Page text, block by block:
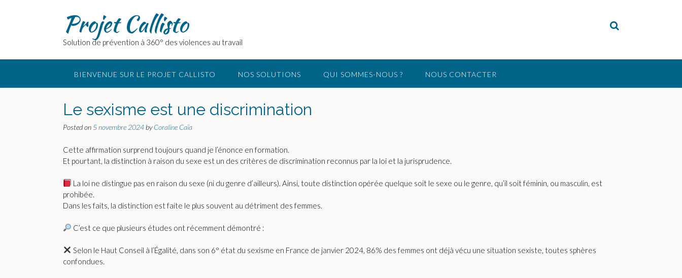
Projet Callisto
Solution de prévention à 360° des violences au travail
BIENVENUE SUR LE PROJET CALLISTO NOS SOLUTIONS QUI SOMMES-NOUS ? NOUS CONTACTER
Le sexisme est une discrimination
Posted on 5 novembre 2024 byCoraline Caïa
Cette affirmation surprend toujours quand je l’énonce en formation.
Et pourtant, la distinction à raison du sexe est un des critères de discrimination reconnus par la loi et la jurisprudence.
La loi ne distingue pas en raison du sexe (ni du genre d’ailleurs). Ainsi, toute distinction opérée quelque soit le sexe ou le genre, qu’il soit féminin, ou masculin, est
prohibée.
Dans les faits, la distinction est faite le plus souvent au détriment des femmes.
C’est ce que plusieurs études ont récemment démontré :
Selon le Haut Conseil à l’Égalité, dans son 6° état du sexisme en France de janvier 2024, 86% des femmes ont déjà vécu une situation sexiste, toutes sphères
confondues.